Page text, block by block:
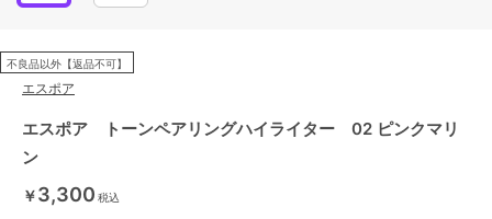
不良品以外【返品不可】
エスポア
エスポア トーンペアリングハイライター 02 ピンクマリ
ン
￥3,300 税込